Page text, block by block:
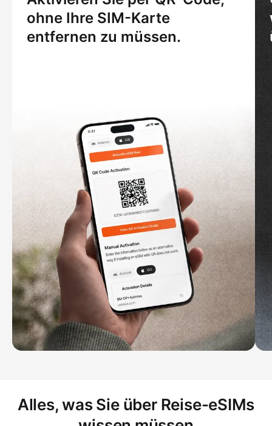
ohne Ihre SIM-Karte
entfernen zu müssen.
Alles, was Sie über Reise-eSIMs